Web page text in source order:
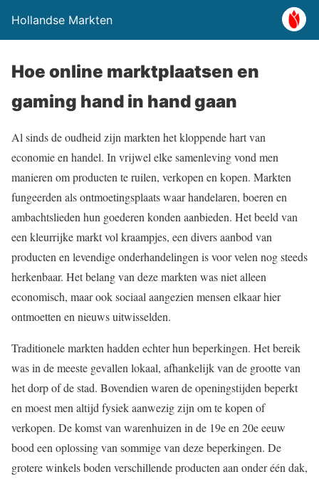
Hollandse Markten
Hoe online marktplaatsen en
gaming hand in hand gaan
Al sinds de oudheid zijn markten het kloppende hart van
economie en handel. In vrijwel elke samenleving vond men
manieren om producten te ruilen, verkopen en kopen. Markten
fungeerden als ontmoetingsplaats waar handelaren, boeren en
ambachtslieden hun goederen konden aanbieden. Het beeld van
een kleurrijke markt vol kraampjes, een divers aanbod van
producten en levendige onderhandelingen is voor velen nog steeds
herkenbaar. Het belang van deze markten was niet alleen
economisch, maar ook sociaal aangezien mensen elkaar hier
ontmoetten en nieuws uitwisselden.
Traditionele markten hadden echter hun beperkingen. Het bereik
was in de meeste gevallen lokaal, afhankelijk van de grootte van
het dorp of de stad. Bovendien waren de openingstijden beperkt
en moest men altijd fysiek aanwezig zijn om te kopen of
verkopen. De komst van warenhuizen in de 19e en 20e eeuw
bood een oplossing van sommige van deze beperkingen. De
grotere winkels boden verschillende producten aan onder één dak,